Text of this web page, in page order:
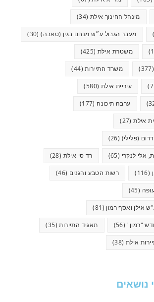
מינהל החינוך אילת (34)
מעבר הגבול ע״ש מנחם בגין (טאבה)(30)
משטרת אילת (425)
(377) משרד התיירות(44)
עיריית אילת (580)
ערבה תיכונה (177)
אילת(27)
(פלילי) (26)
אלי לנקרי (65) רד סי אילת (28)
(116) רשות הטבע והגנים (46)
(45)
אילן ואסף רמון (81)
"רמון" (56) תאגיד התיירות(35)
אילת (38)
נושאים